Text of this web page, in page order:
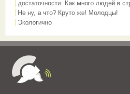
достаточности. Как много людей в
Не ну, а что? Круто же! Молодцы!
Экологично